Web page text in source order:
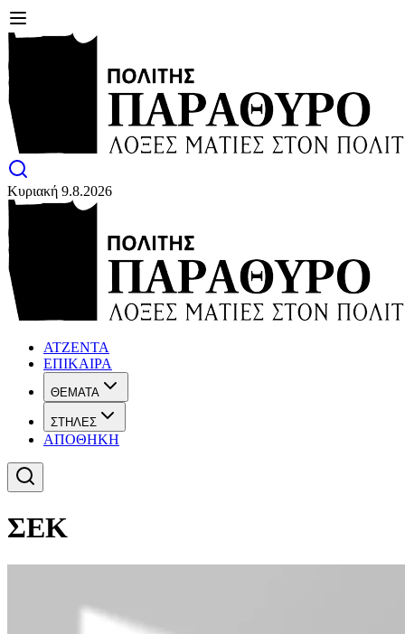
Κυριακή 9.8.2026
ΑΤΖΕΝΤΑ
ΕΠΙΚΑΙΡΑ
ΘΕΜΑΤΑ
ΣΤΗΛΕΣ
ΑΠΟΘΗΚΗ
ΣΕΚ